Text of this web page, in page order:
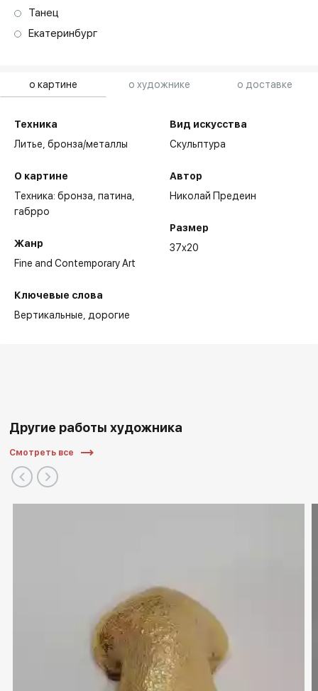
о картине о художнике о доставке
Техника
Литье,бронза/металлы
О картине
Техника: бронза, патина,
габрро
Жанр
Fine and Contemporary Art
Ключевые слова
Вертикальные дорогие
Вид искусства
Скульптура
Автор
Николай Предеин
Размер
37x20
Танец
Екатеринбург
Другие работы художника
Смотреть все